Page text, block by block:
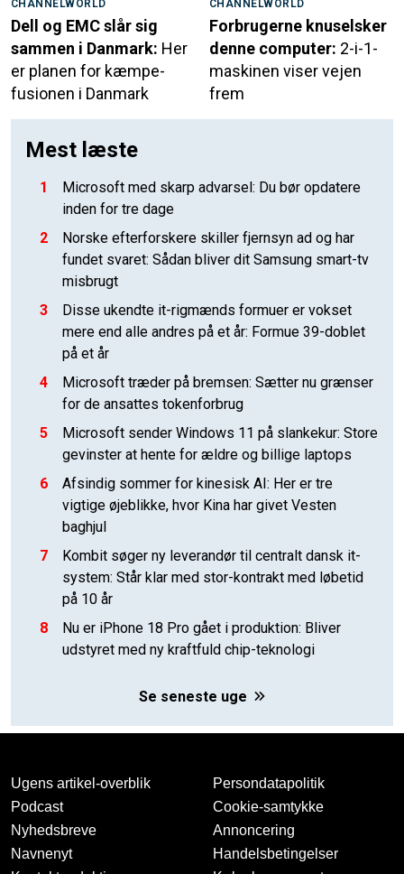
CHANNELWORLD
Dell og EMC slår sig
sammen i Danmark: Her
er planen for kæmpe-
fusionen i Danmark
CHANNELWORLD
Forbrugerne knuselsker
denne computer: 2-i-1-
maskinen viser vejen
frem
Mest læste
1
Microsoft med skarp advarsel: Du bør opdatere
inden for tre dage
2
Norske efterforskere skiller fjernsyn ad og har
fundet svaret: Sådan bliver dit Samsung smart-tv
misbrugt
3
Disse ukendte it-rigmænds formuer er vokset
mere end alle andres på et år: Formue 39-doblet
på et år
4
Microsoft træder på bremsen: Sætter nu grænser
for de ansattes tokenforbrug
5
Microsoft sender Windows 11 på slankekur: Store
gevinster at hente for ældre og billige laptops
6
Afsindig sommer for kinesisk AI: Her er tre
vigtige øjeblikke, hvor Kina har givet Vesten
baghjul
7
Kombit søger ny leverandør til centralt dansk it-
system: Står klar med stor-kontrakt med løbetid
på 10 år
8
Nu er iPhone 18 Pro gået i produktion: Bliver
udstyret med ny kraftfuld chip-teknologi
Se seneste uge
Ugens artikel-overblik
Podcast
Nyhedsbreve
Navnenyt
Persondatapolitik
Cookie-samtykke
Annoncering
Handelsbetingelser